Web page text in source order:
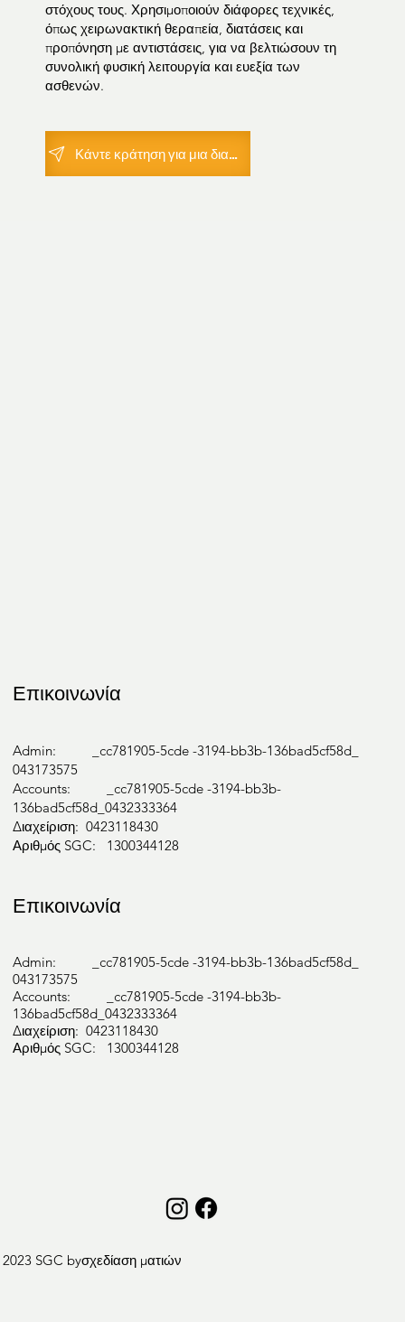
στόχους τους. Χρησιμοποιούν διάφορες τεχνικές,
όπως χειρωνακτική θεραπεία, διατάσεις και
προπόνηση με αντιστάσεις, για να βελτιώσουν τη
συνολική φυσική λειτουργία και ευεξία των
ασθενών.
Κάντε κράτηση για μια διαβούλευση
Επικοινωνία
Admin: _cc781905-5cde -3194-bb3b-136bad5cf58d_
043173575
Accounts: _cc781905-5cde -3194-bb3b-
136bad5cf58d_0432333364
Διαχείριση: 0423118430
Αριθμός SGC: 1300344128
Επικοινωνία
Admin: _cc781905-5cde -3194-bb3b-136bad5cf58d_
043173575
Accounts: _cc781905-5cde -3194-bb3b-
136bad5cf58d_0432333364
Διαχείριση: 0423118430
Αριθμός SGC: 1300344128
SGC byσχεδίαση ματιών